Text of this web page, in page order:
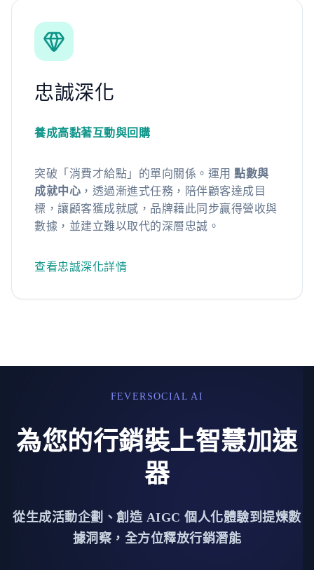
忠誠深化
養成高黏著互動與回購
突破「消費才給點」的單向關係。運用 點數與
成就中心 ，透過漸進式任務，陪伴顧客達成目
標，讓顧客獲成就感，品牌藉此同步贏得營收與
數據，並建立難以取代的深層忠誠。
查看忠誠深化詳情
FEVERSOCIAL AI
為您的行銷裝上智慧加速
器
從生成活動企劃、創造 AIGC 個人化體驗到提煉數
據洞察，全方位釋放行銷潛能